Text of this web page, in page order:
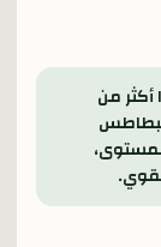
أكثر من